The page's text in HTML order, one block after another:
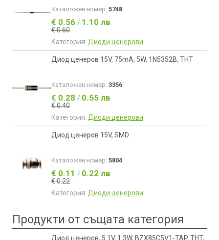
Каталожен номер: 5748
€ 0.56 / 1.10 лв
€ 0.60
Категория: Диоди ценерови
Диод ценеров 15V, 75mA, 5W, 1N5352B, THT
Каталожен номер: 3356
€ 0.28 / 0.55 лв
€ 0.40
Категория: Диоди ценерови
Диод ценеров 15V, SMD
Каталожен номер: 5804
€ 0.11 / 0.22 лв
€ 0.22
Категория: Диоди ценерови
Продукти от същата категория
Диод ценеров, 5.1V, 1.3W, BZX85C5V1-TAP, THT,